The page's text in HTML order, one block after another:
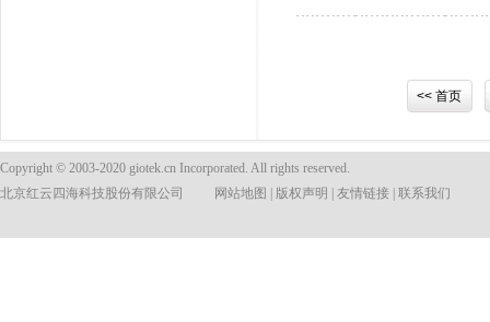
<< 首页
Copyright © 2003-2020 giotek.cn Incorporated. All rights reserved.
北京红云四海科技股份有限公司
网站地图 版权声明 友情链接 联系我们